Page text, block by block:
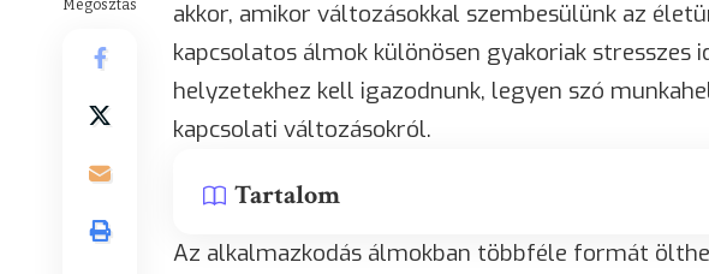
Megosztás
akkor, amikor változásokkal szembesülünk az
kapcsolatos álmok különösen gyakoriak stresszes
helyzetekhez kell igazodnunk, legyen szó
kapcsolati változásokról.
Tartalom
Az alkalmazkodás álmokban többféle formát